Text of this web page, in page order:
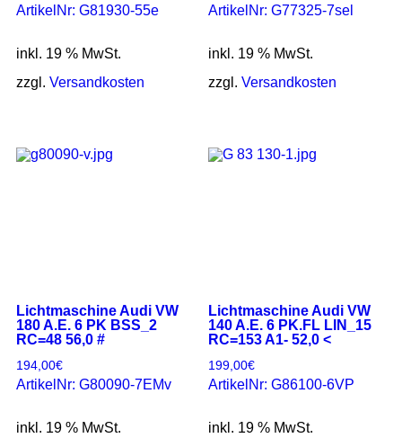
ArtikelNr: G81930-55e
inkl. 19 % MwSt.
zzgl. Versandkosten
ArtikelNr: G77325-7sel
inkl. 19 % MwSt.
zzgl.Versandkosten
Lichtmaschine Audi VW
180 A.E. 6 PK BSS_2
RC=48 56,0 #
194,00€
ArtikelNr: G80090-7EMv
inkl. 19 % MwSt.
Lichtmaschine Audi VW
140 A.E. 6 PK.FL LIN_15
RC=153 A1- 52,0 <
199,00€
ArtikelNr: G86100-6VP
inkl. 19 % MwSt.